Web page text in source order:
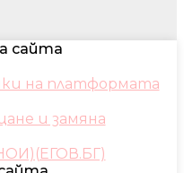
сайта
на платформата
и замяна